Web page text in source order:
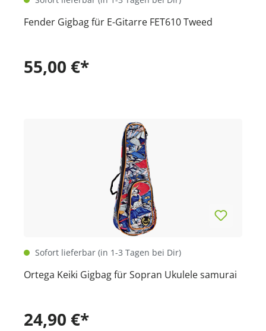
Fender Gigbag für E-Gitarre FET610 Tweed
55,00 €*
Sofort lieferbar (in 1-3 Tagen bei Dir)
Ortega Keiki Gigbag für Sopran Ukulele samurai
24,90 €*